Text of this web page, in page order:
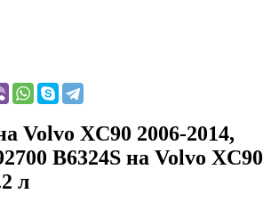
Volvo XC90 2006-2014,
B6324S на Volvo XC90
л